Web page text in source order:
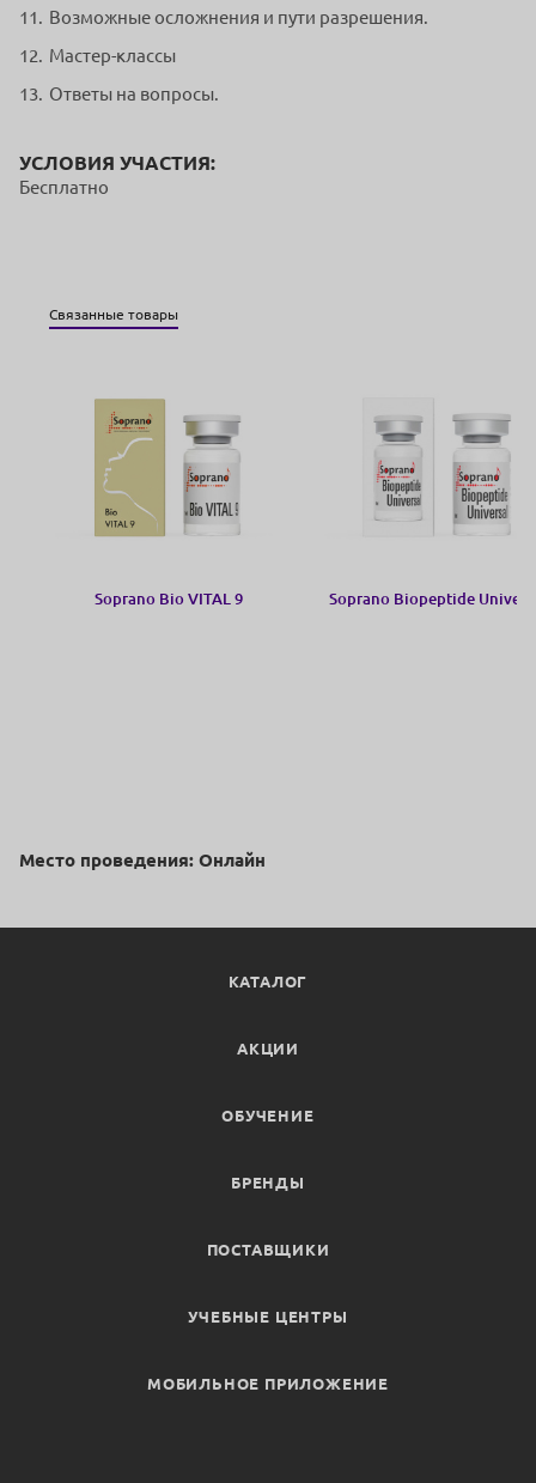
Возможные осложнения и пути разрешения.
Мастер-классы
Ответы на вопросы.
УСЛОВИЯ УЧАСТИЯ:
Бесплатно
Связанные товары
Soprano Bio VITAL 9 Soprano Biopeptide
Место проведения: Онлайн
КАТАЛОГ
АКЦИИ
ОБУЧЕНИЕ
БРЕНДЫ
ПОСТАВЩИКИ
УЧЕБНЫЕ ЦЕНТРЫ
МОБИЛЬНОЕ ПРИЛОЖЕНИЕ